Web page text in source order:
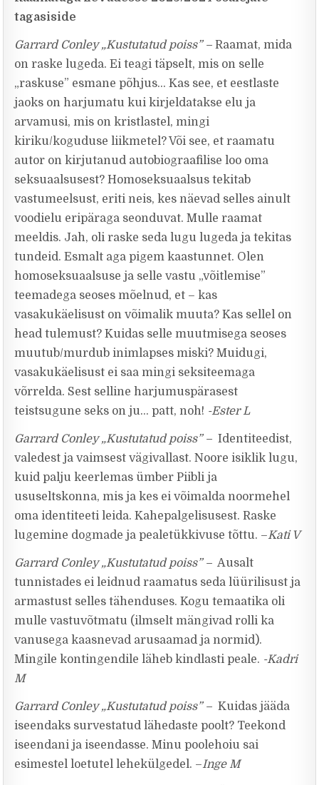
tagasiside
Garrard Conley „Kustutatud poiss” – Raamat, mida
on raske lugeda. Ei teagi täpselt, mis on selle
„raskuse” esmane põhjus… Kas see, et eestlaste
jaoks on harjumatu kui kirjeldatakse elu ja
arvamusi, mis on kristlastel, mingi
kiriku/koguduse liikmetel? Või see, et raamatu
autor on kirjutanud autobiograafilise loo oma
seksuaalsusest? Homoseksuaalsus tekitab
vastumeelsust, eriti neis, kes näevad selles ainult
voodielu eripäraga seonduvat. Mulle raamat
meeldis. Jah, oli raske seda lugu lugeda ja tekitas
tundeid. Esmalt aga pigem kaastunnet. Olen
homoseksuaalsuse ja selle vastu „võitlemise”
teemadega seoses mõelnud, et – kas
vasakukäelisust on võimalik muuta? Kas sellel on
head tulemust? Kuidas selle muutmisega seoses
muutub/murdub inimlapses miski? Muidugi,
vasakukäelisust ei saa mingi seksiteemaga
võrrelda. Sest selline harjumuspärasest
teistsugune seks on ju… patt, noh! -Ester L
Garrard Conley „Kustutatud poiss” – Identiteedist,
valedest ja vaimsest vägivallast. Noore isiklik lugu,
kuid palju keerlemas ümber Piibli ja
ususeltskonna, mis ja kes ei võimalda noormehel
oma identiteeti leida. Kahepalgelisusest. Raske
lugemine dogmade ja pealetükkivuse tõttu. –Kati V
Garrard Conley „Kustutatud poiss” – Ausalt
tunnistades ei leidnud raamatus seda lüürilisust ja
armastust selles tähenduses. Kogu temaatika oli
mulle vastuvõtmatu (ilmselt mängivad rolli ka
vanusega kaasnevad arusaamad ja normid).
Mingile kontingendile läheb kindlasti peale. -Kadri
M
Garrard Conley „Kustutatud poiss” – Kuidas jääda
iseendaks survestatud lähedaste poolt? Teekond
iseendani ja iseendasse. Minu poolehoiu sai
esimestel loetutel lehekülgedel. –Inge M